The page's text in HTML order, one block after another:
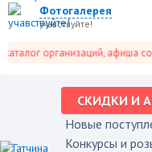
Фотогалерея
учавствуйте!
организаций, афиша
СКИДКИ И
Новые
Конкурсы и